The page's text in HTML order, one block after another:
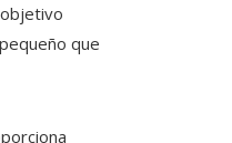
que